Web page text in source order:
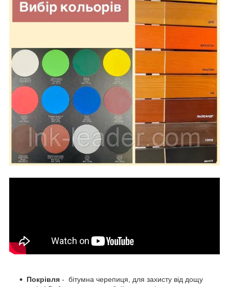
Покрівля - бітумна черепиця, для захисту від дощу